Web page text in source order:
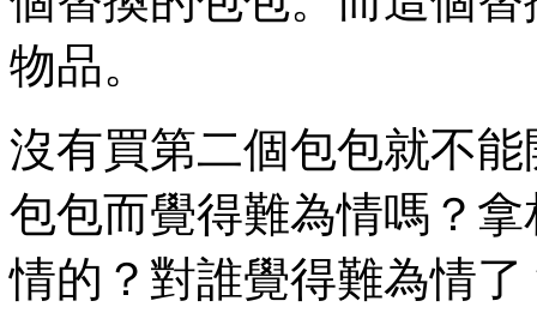
物品。
沒有買第二個包包就不
包包而覺得難為情嗎？
情的？對誰覺得難為情了